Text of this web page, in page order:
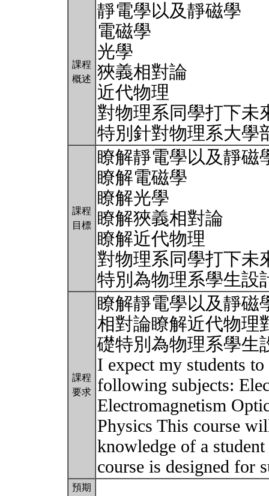
課程
概述
靜電學以及靜磁學
電磁學
光學
狹義相對論
近代物理
對物理系同學打下未
特別針對物理系大
課程
目標
瞭解靜電學以及靜磁
瞭解電磁學
瞭解光學
瞭解狹義相對論
瞭解近代物理
對物理系同學打下未
特別為物理系學生設
課程
要求
瞭解靜電學以及靜磁
相對論瞭解近代物理
礎特別為物理系學生
I expect my students
following subjects:
Electromagnetism
Physics This course
knowledge of a
course is designed for
預期